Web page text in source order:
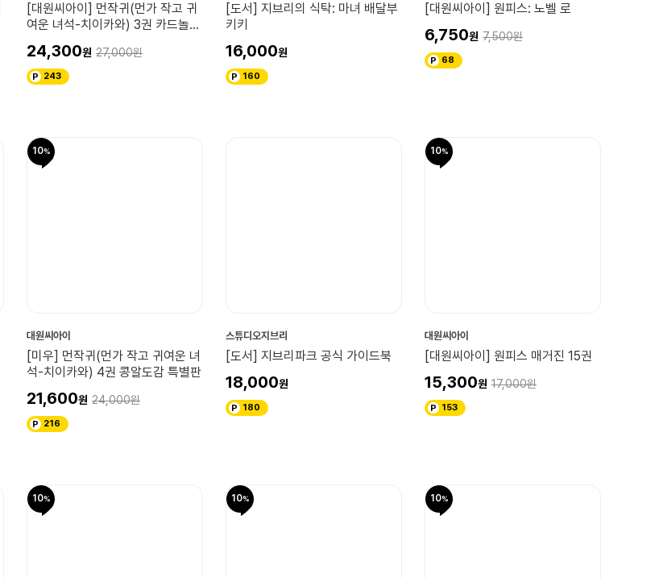
[대원씨아이] 먼작귀(먼가 작고 귀
여운 녀석-치이카와) 3권 카드놀이
24,300 27,000
243
[도서] 지브리의 식탁: 마녀 배달부
키키
16,000
160
[대원씨아이] 원피스: 노벨 로
6,750 7,500
68
10
대원씨아이
[미우] 먼작귀(먼가 작고 귀여운 녀
석-치이카와) 4권 콩알도감 특별판
21,600 24,000
216
스튜디오지브리
[도서] 지브리파크 공식 가이드북
18,000
180
10
대원씨아이
[대원씨아이] 원피스 매거진 15권
15,300 17,000
153
10 10 10